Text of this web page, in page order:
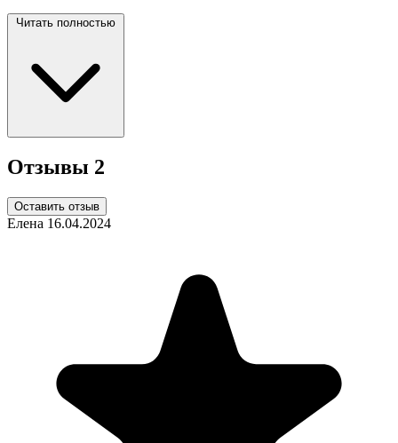
Читать полностью
Отзывы 2
Оставить отзыв
Елена 16.04.2024